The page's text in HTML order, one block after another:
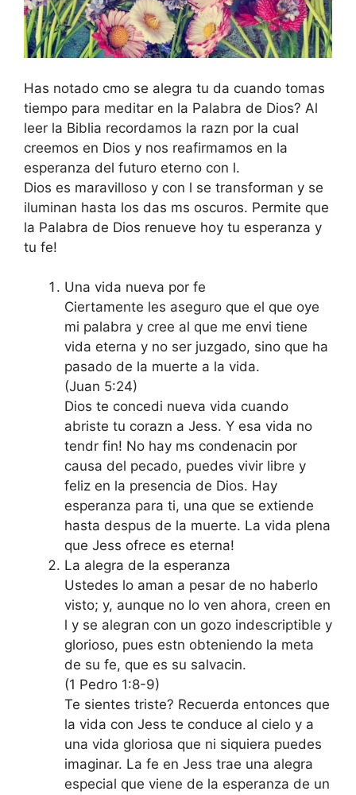
Has notado cmo se alegra tu da cuando tomas
tiempo para meditar en la Palabra de Dios? Al
leer la Biblia recordamos la razn por la cual
creemos en Dios y nos reafirmamos en la
esperanza del futuro eterno con l.
Dios es maravilloso y con l se transforman y se
iluminan hasta los das ms oscuros. Permite que
la Palabra de Dios renueve hoy tu esperanza y
tu fe!
Una vida nueva por fe
Ciertamente les aseguro que el que oye
mi palabra y cree al que me envi tiene
vida eterna y no ser juzgado, sino que ha
pasado de la muerte a la vida.
(Juan 5:24)
Dios te concedi nueva vida cuando
abriste tu corazn a Jess. Y esa vida no
tendr fin! No hay ms condenacin por
causa del pecado, puedes vivir libre y
feliz en la presencia de Dios. Hay
esperanza para ti, una que se extiende
hasta despus de la muerte. La vida plena
que Jess ofrece es eterna!
La alegra de la esperanza
Ustedes lo aman a pesar de no haberlo
visto; y, aunque no lo ven ahora, creen en
l y se alegran con un gozo indescriptible y
glorioso, pues estn obteniendo la meta
de su fe, que es su salvacin.
(1 Pedro 1:8-9)
Te sientes triste? Recuerda entonces que
la vida con Jess te conduce al cielo y a
una vida gloriosa que ni siquiera puedes
imaginar. La fe en Jess trae una alegra
especial que viene de la esperanza de un